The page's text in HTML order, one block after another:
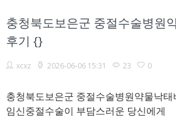
충청북도보은군 중절수술병원
후기 {}
xcxz 2026-06-06 15:31 23 0
충청북도보은군 중절수술병원약물낙
임신중절수술이 부담스러운 당신에게